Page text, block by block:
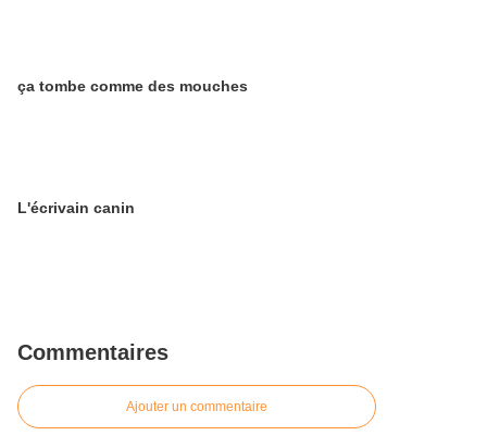
ça tombe comme des mouches
L'écrivain canin
Commentaires
Ajouter un commentaire